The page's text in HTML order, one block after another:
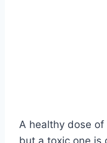
A healthy dose